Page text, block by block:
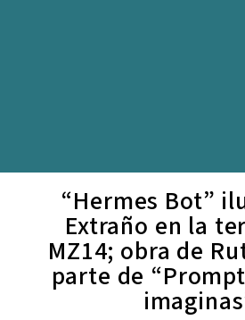
“Hermes Bot”
Extraño en la
MZ14; obra de
parte de